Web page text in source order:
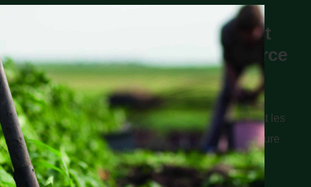
Agir pour dynamiser les
installations en bio : comment
Mouans-Sartoux prouve la force
de l’échelon communal !
A son échelle, la Commune soutient très activement les
paysans et paysannes, actuels et futurs, en agriculture
biologique !